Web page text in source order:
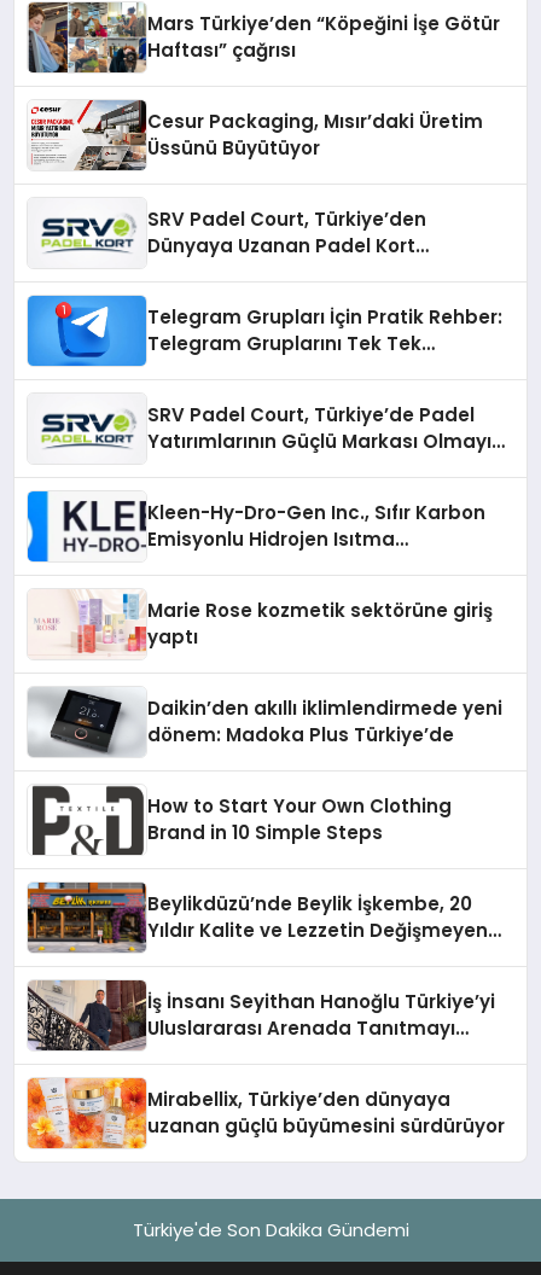
Mars Türkiye’den “Köpeğini İşe Götür
Haftası” çağrısı
Cesur Packaging, Mısır’daki Üretim
Üssünü Büyütüyor
SRV Padel Court, Türkiye’den
Dünyaya Uzanan Padel Kort
Telegram Grupları İçin Pratik Rehber:
Telegram Gruplarını Tek Tek
SRV Padel Court, Türkiye’de Padel
Yatırımlarının Güçlü Markası Olmayı
Kleen-Hy-Dro-Gen Inc., Sıfır Karbon
Emisyonlu Hidrojen Isıtma
Marie Rose kozmetik sektörüne giriş
yaptı
Daikin’den akıllı iklimlendirmede yeni
dönem: Madoka Plus Türkiye’de
How to Start Your Own Clothing
Brand in 10 Simple Steps
Beylikdüzü’nde Beylik İşkembe, 20
Yıldır Kalite ve Lezzetin Değişmeyen
İş İnsanı Seyithan Hanoğlu Türkiye’yi
Uluslararası Arenada Tanıtmayı
Mirabellix, Türkiye’den dünyaya
uzanan güçlü büyümesini sürdürüyor
Türkiye'de Son Dakika Gündemi